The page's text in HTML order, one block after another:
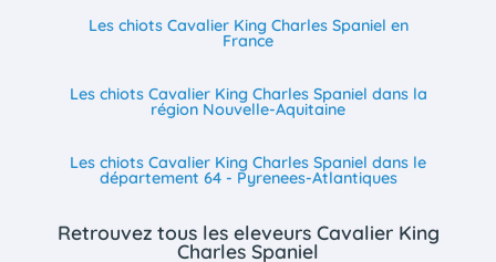
Les chiots Cavalier King Charles Spaniel en
France
Les chiots Cavalier King Charles Spaniel dans la
région Nouvelle-Aquitaine
Les chiots Cavalier King Charles Spaniel dans le
département 64 - Pyrenees-Atlantiques
Retrouvez tous les eleveurs Cavalier King
Charles Spaniel